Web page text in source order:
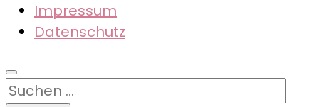
Impressum
Datenschutz
Suchen